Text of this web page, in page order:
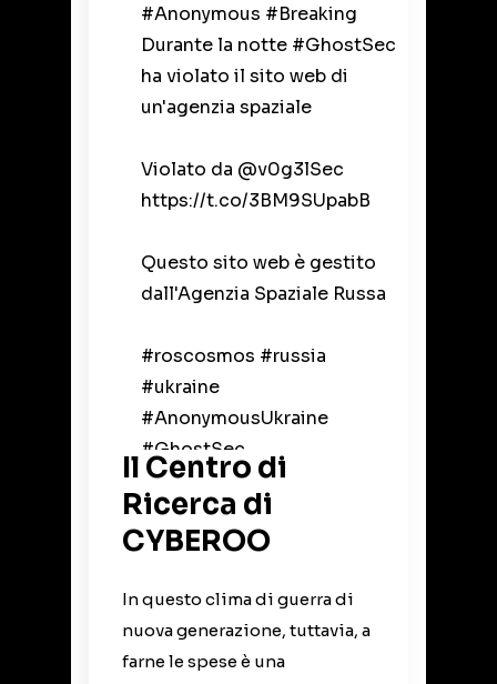
#Anonymous #Breaking
Durante la notte #GhostSec
ha violato il sito web di
un'agenzia spaziale
Violato da @v0g3lSec
https://t.co/3BM9SUpabB
Questo sito web è gestito
dall'Agenzia Spaziale Russa
#roscosmos #russia
#ukraine
#AnonymousUkraine
#GhostSec
pic.twitter.com/5p5DVFXy0l
— YourAnonNewsIT
3, 2022
Il Centro di
Ricerca di
CYBEROO
In questo clima di guerra di
nuova generazione, tuttavia, a
farne le spese è una